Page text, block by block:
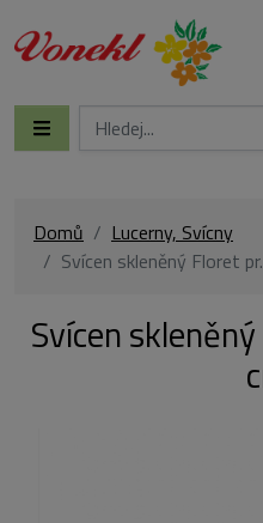
Domů
Lucerny, Svícny
Svícen skleněný Floret
Svícen